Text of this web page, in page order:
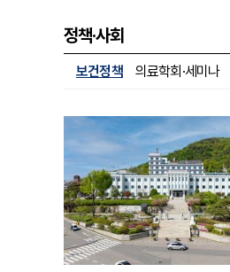
정책·사회
보건정책 의료학회·세미나